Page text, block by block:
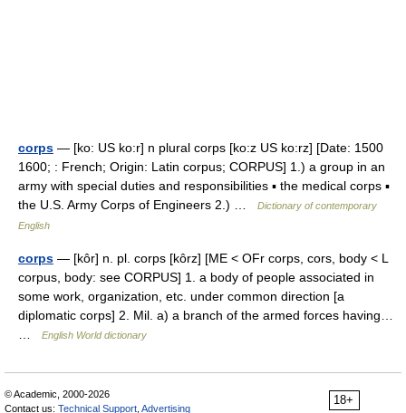
corps — [ko: US ko:r] n plural corps [ko:z US ko:rz] [Date: 1500
1600; : French; Origin: Latin corpus; CORPUS] 1.) a group in an
army with special duties and responsibilities ▪ the medical corps ▪
the U.S. Army Corps of Engineers 2.) …
Dictionary of contemporary
English
corps — [kôr] n. pl. corps [kôrz] [ME < OFr corps, cors, body < L
corpus, body: see CORPUS] 1. a body of people associated in
some work, organization, etc. under common direction [a
diplomatic corps] 2. Mil. a) a branch of the armed forces having…
English World dictionary
18+
© Academic, 2000-2026
Contact us: Technical Support Advertising